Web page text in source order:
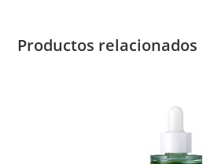
Productos relacionados